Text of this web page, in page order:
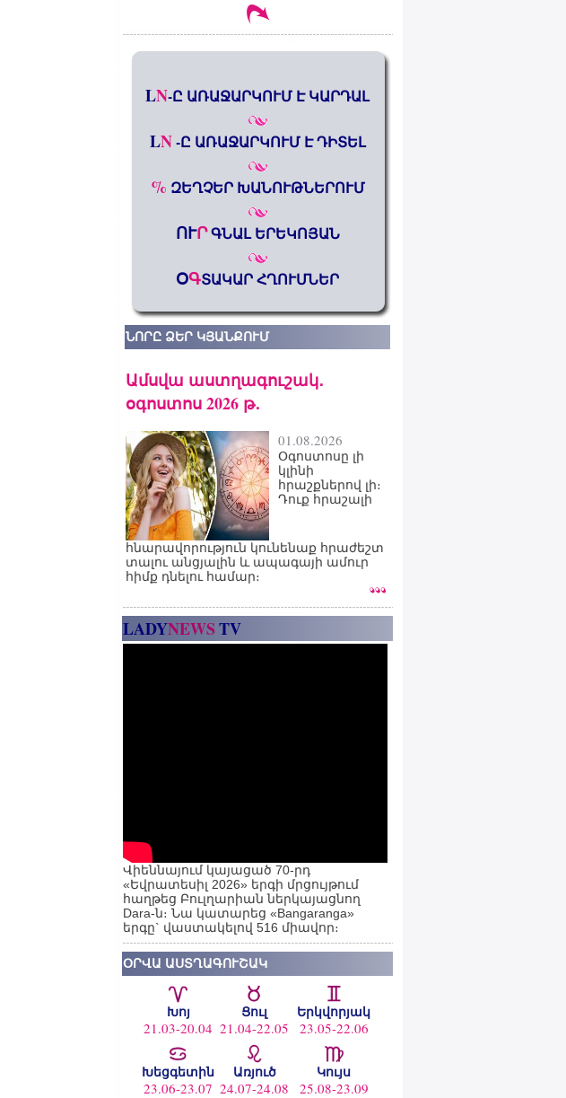
LN-Ը ԱՌԱՋԱՐԿՈՒՄ Է ԿԱՐԴԱԼ
LN-Ը ԱՌԱՋԱՐԿՈՒՄ Է ԴԻՏԵԼ
% ԶԵՂՉԵՐ ԽԱՆՈՒԹՆԵՐՈՒՄ
ՈՒՐԳՆԱԼ ԵՐԵԿՈՅԱՆ
ՕԳՏԱԿԱՐ ՀՂՈՒՄՆԵՐ
ՆՈՐԸ ՁԵՐ ԿՅԱՆՔՈՒՄ
Ամսվա աստղագուշակ․
օգոստոս 2026 թ․
01.08.2026
Օգոստոսը լի
կլինի
հրաշքներով լի։
Դուք հրաշալի
հնարավորություն կունենաք հրաժեշտ
տալու անցյալին և ապագայի ամուր
հիմք դնելու համար։
LADYNEWSTV
Վիեննայում կայացած 70-րդ
«Եվրատեսիլ 2026» երգի մրցույթում
հաղթեց Բուլղարիան ներկայացնող
Dara-ն։ Նա կատարեց «Bangaranga»
երգը` վաստակելով 516 միավոր։
ՕՐՎԱ ԱՍՏՂԱԳՈՒՇԱԿ
Խոյ
21.03-20.04
Ցուլ
21.04-22.05
Երկվորյակ
23.05-22.06
Խեցգետին
23.06-23.07
Առյուծ
24.07-24.08
Կույս
25.08-23.09